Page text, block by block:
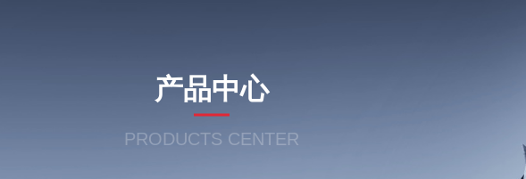
产品中心
PRODUCTS CENTER